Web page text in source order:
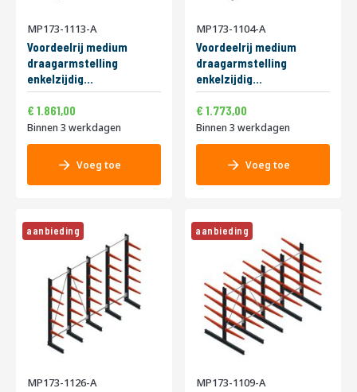
MP173-1113-A
Voordeelrij medium
draagarmstelling
enkelzijdig
2500x4000x600mm
(hxbxd) 4 niveaus
425/arm
Speciale
prijs
1.861,00
Binnen 3 werkdagen
Voeg toe
MP173-1104-A
Voordeelrij medium
draagarmstelling
enkelzijdig
2500x5000x800mm
(hxbxd) 4 niveaus
220/arm
Speciale
prijs
1.773,00
Binnen 3 werkdagen
Voeg toe
aanbieding
MP173-1126-A
aanbieding
MP173-1109-A